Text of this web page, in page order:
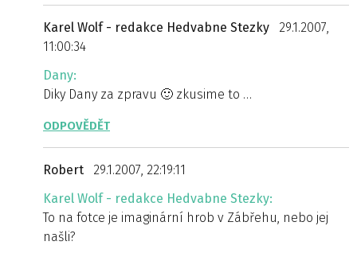
Karel Wolf - redakce Hedvabne Stezky
29.1.2007,
11:00:34
Dany:
Diky Dany za zpravu 🙂 zkusime to …
ODPOVĚDĚT
Robert
29.1.2007, 22:19:11
Karel Wolf - redakce Hedvabne Stezky:
To na fotce je imaginární hrob v Zábřehu, nebo jej
našli?